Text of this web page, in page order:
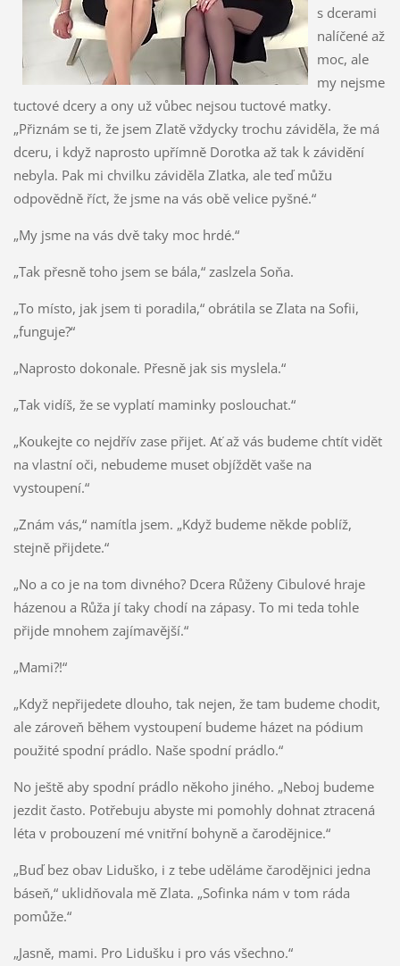
s dcerami
nalíčené až
moc, ale
my nejsme
tuctové dcery a ony už vůbec nejsou tuctové matky.
„Přiznám se ti, že jsem Zlatě vždycky trochu záviděla, že má
dceru, i když naprosto upřímně Dorotka až tak k závidění
nebyla. Pak mi chvilku záviděla Zlatka, ale teď můžu
odpovědně říct, že jsme na vás obě velice pyšné.“
„My jsme na vás dvě taky moc hrdé.“
„Tak přesně toho jsem se bála,“ zaslzela Soňa.
„To místo, jak jsem ti poradila,“ obrátila se Zlata na Sofii,
„funguje?“
„Naprosto dokonale. Přesně jak sis myslela.“
„Tak vidíš, že se vyplatí maminky poslouchat.“
„Koukejte co nejdřív zase přijet. Ať až vás budeme chtít vidět
na vlastní oči, nebudeme muset objíždět vaše na
vystoupení.“
„Znám vás,“ namítla jsem. „Když budeme někde poblíž,
stejně přijdete.“
„No a co je na tom divného? Dcera Růženy Cibulové hraje
házenou a Růža jí taky chodí na zápasy. To mi teda tohle
přijde mnohem zajímavější.“
„Mami?!“
„Když nepřijedete dlouho, tak nejen, že tam budeme chodit,
ale zároveň během vystoupení budeme házet na pódium
použité spodní prádlo. Naše spodní prádlo.“
No ještě aby spodní prádlo někoho jiného. „Neboj budeme
jezdit často. Potřebuju abyste mi pomohly dohnat ztracená
léta v probouzení mé vnitřní bohyně a čarodějnice.“
„Buď bez obav Liduško, i z tebe uděláme čarodějnici jedna
báseň,“ uklidňovala mě Zlata. „Sofinka nám v tom ráda
pomůže.“
„Jasně, mami. Pro Lidušku i pro vás všechno.“